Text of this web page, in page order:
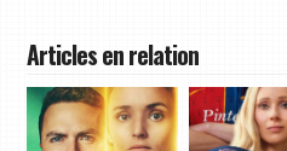
Articles en relation